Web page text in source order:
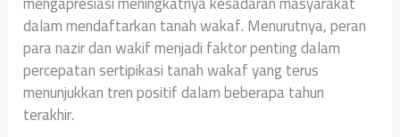
dalam mendaftarkan tanah wakaf. Menurutnya, peran
para nazir dan wakif menjadi faktor penting dalam
percepatan sertipikasi tanah wakaf yang terus
menunjukkan tren positif dalam beberapa tahun
terakhir.